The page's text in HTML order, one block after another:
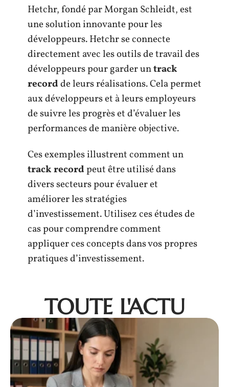
Hetchr, fondé par Morgan Schleidt, est
une solution innovante pour les
développeurs. Hetchr se connecte
directement avec les outils de travail des
développeurs pour garder untrack
recordde leurs réalisations. Cela permet
aux développeurs et à leurs employeurs
de suivre les progrès et d’évaluer les
performances de manière objective.
Ces exemples illustrent comment un
track recordpeut être utilisé dans
divers secteurs pour évaluer et
améliorer les stratégies
d’investissement. Utilisez ces études de
cas pour comprendre comment
appliquer ces concepts dans vos propres
pratiques d’investissement.
TOUTE L'ACTU